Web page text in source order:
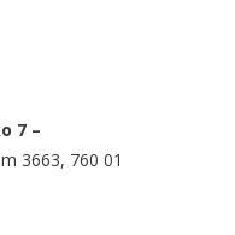
7 –
3663, 760 01